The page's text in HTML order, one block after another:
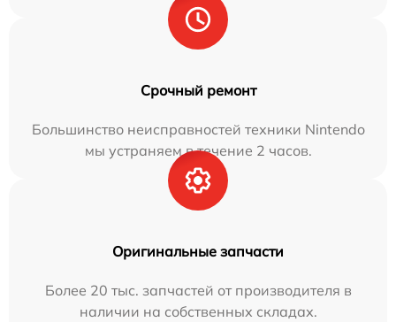
Срочный ремонт
Большинство неисправностей техники Nintendo
мы устраняем в течение 2 часов.
Оригинальные запчасти
Более 20 тыс. запчастей от производителя в
наличии на собственных складах.